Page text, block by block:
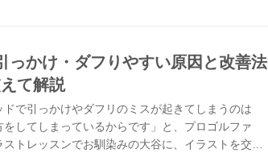
っかけ・ダフりやすい原因と改善法
て解説
で引っかけやダフリのミスが起きてしまうのは
をしてしまっているからです」と、プロゴルファ
トレッスンでお馴染みの大谷に、イラストを交え